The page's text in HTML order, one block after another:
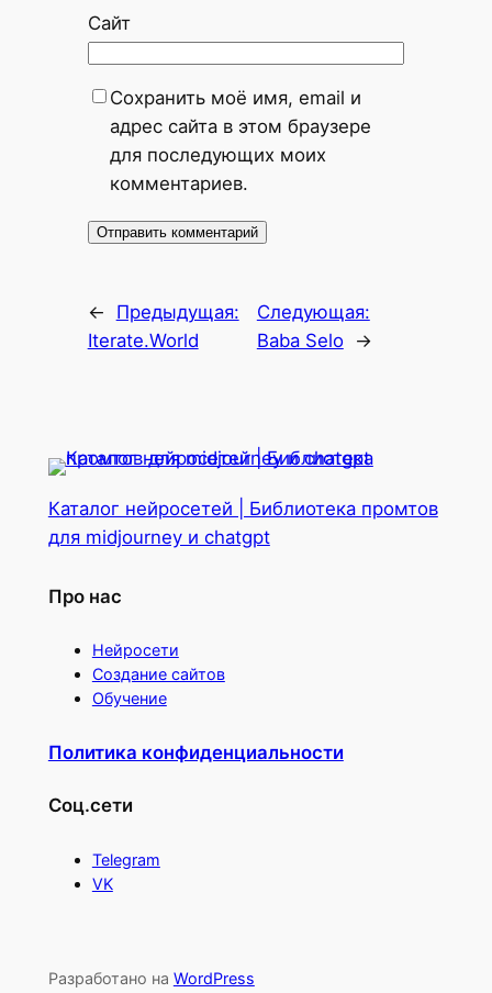
Сайт
Сохранить моё имя, email и
адрес сайта в этом браузере
для последующих моих
комментариев.
←
Предыдущая:
Iterate.World
Следующая:
Baba Selo
→
Каталог нейросетей | Библиотека промтов
для midjourney и chatgpt
Про нас
Нейросети
Создание сайтов
Обучение
Политика конфиденциальности
Соц.сети
Telegram
VK
Разработано на WordPress